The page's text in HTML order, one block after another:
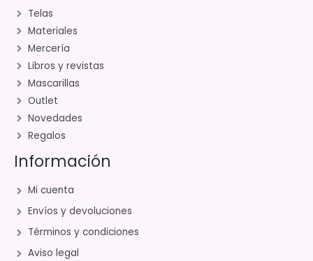
Telas
Materiales
Mercería
Libros y revistas
Mascarillas
Outlet
Novedades
Regalos
Información
Mi cuenta
Envíos y devoluciones
Términos y condiciones
Aviso legal